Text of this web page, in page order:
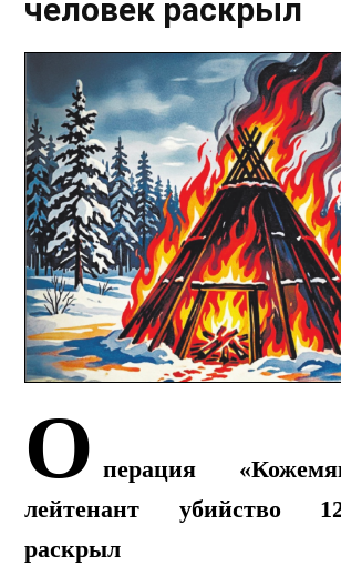
человек раскрыл
О перация
лейтенант убийство
раскрыл